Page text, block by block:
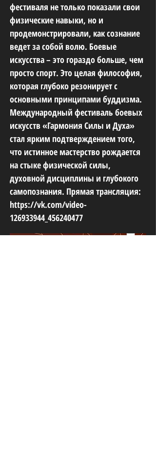
фестиваля не только показали свои
физические навыки, но и
продемонстрировали, как сознание
ведет за собой волю. Боевые
искусства – это гораздо больше, чем
просто спорт. Это целая философия,
которая глубоко резонирует с
основными принципами буддизма.
Международный фестиваль боевых
искусств «Гармония Силы и Духа»
стал ярким подтверждением того,
что истинное мастерство рождается
на стыке физической силы,
духовной дисциплины и глубокого
самопознания. Прямая трансляция:
https://vk.com/video-
126933944_456240477